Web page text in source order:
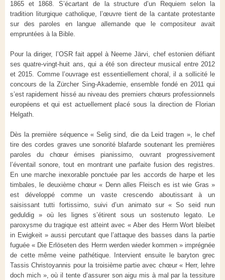
1865 et 1868. S’écartant de la structure d’un Requiem selon la
tradition liturgique catholique, l’œuvre tient de la cantate protestante
sur des paroles en langue allemande que le compositeur avait
empruntées à la Bible.
Pour la diriger, l’OSR fait appel à Neeme Järvi, chef estonien défiant
ses quatre-vingt-huit ans, qui a été son directeur musical entre 2012
et 2015. Comme l’ouvrage est essentiellement choral, il a sollicité le
concours de la Zürcher Sing-Akademie, ensemble fondé en 2011 qui
s’est rapidement hissé au niveau des premiers chœurs professionnels
européens et qui est actuellement placé sous la direction de Florian
Helgath.
Dès la première séquence « Selig sind, die da Leid tragen », le chef
tire des cordes graves une sonorité blafarde soutenant les premières
paroles du chœur émises pianissimo, ouvrant progressivement
l’éventail sonore, tout en montrant une parfaite fusion des registres.
En une marche inexorable ponctuée par les accords de harpe et les
timbales, le deuxième chœur « Denn alles Fleisch es ist wie Gras »
est développé comme un vaste crescendo aboutissant à un
saisissant tutti fortissimo, suivi d’un animato sur « So seid nun
geduldig » où les lignes s’étirent sous un sostenuto legato. Le
paroxysme du tragique est atteint avec « Aber des Herrn Wort bleibet
in Ewigkeit » aussi percutant que l’attaque des basses dans la partie
fuguée « Die Erlöseten des Herrn werden wieder kommen » imprégnée
de cette même veine pathétique. Intervient ensuite le baryton grec
Tassis Christoyannis pour la troisième partie avec chœur « Herr, lehre
doch mich », où il tente d’assurer son aigu mis à mal par la tessiture